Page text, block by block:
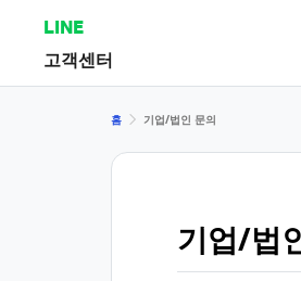
LINE
고객센터
홈 기업/법인 문의
기업/법